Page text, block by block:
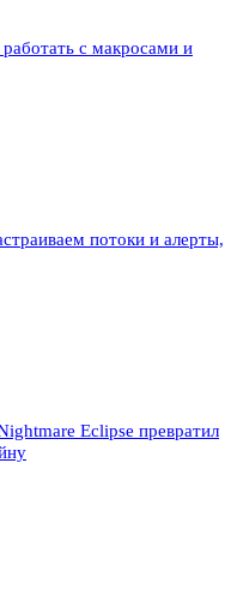
с макросами и
потоки и алерты,
Eclipse превратил